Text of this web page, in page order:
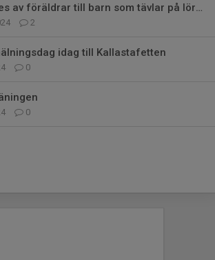
Hjälp sökes av föräldrar till barn som tävlar på lördag!
2
idag till Kallastafetten
0
0